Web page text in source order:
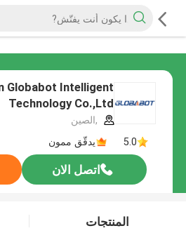
Globabot Intelligent
Technology Co.,Ltd
,الصين
5.0
يدقّق ممون
اتصل الان
المنتجات